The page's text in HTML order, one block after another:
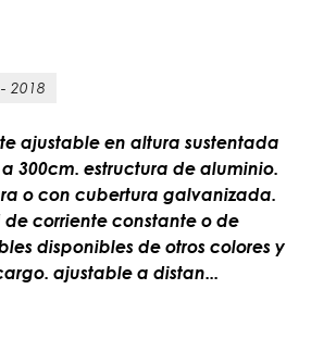
2018
ajustable en altura sustentada
300cm. estructura de aluminio.
o con cubertura galvanizada.
corriente constante o de
disponibles de otros colores y
ajustable a distan...